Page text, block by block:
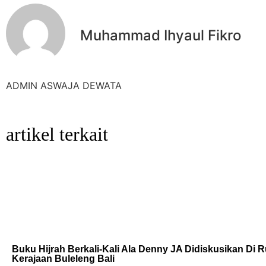
Muhammad Ihyaul Fikro
ADMIN ASWAJA DEWATA
artikel terkait
Buku Hijrah Berkali-Kali Ala Denny JA Didiskusikan Di
Kerajaan Buleleng Bali